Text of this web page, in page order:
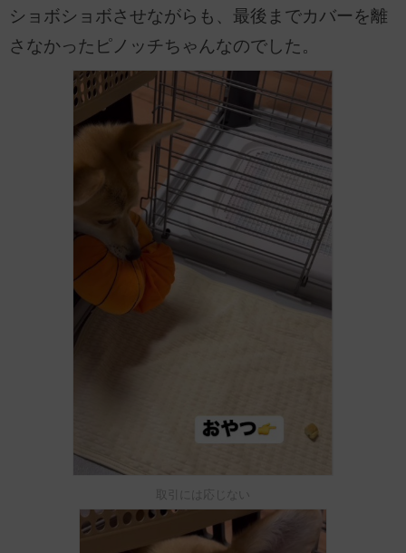
ショボショボさせながらも、最後までカバーを離
さなかったピノッチちゃんなのでした。
取引には応じない